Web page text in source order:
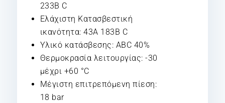
233B C
Ελάχιστη Κατασβεστική
ικανότητα: 43A 183B C
Υλικό κατάσβεσης: ABC 40%
Θερμοκρασία λειτουργίας: -30
μέχρι +60 °C
Μέγιστη επιτρεπόμενη πίεση:
18 bar